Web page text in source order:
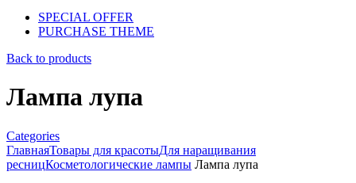
SPECIAL OFFER
PURCHASE THEME
Back to products
Лампа лупа
Categories
ГлавнаяТовары для красотыДля наращивания
ресницКосметологические лампы Лампа лупа